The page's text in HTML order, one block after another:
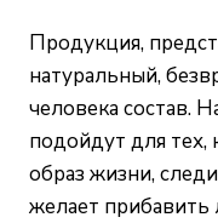
Продукция,
натуральный,
человека состав.
подойдут для
образ жизни,
желает